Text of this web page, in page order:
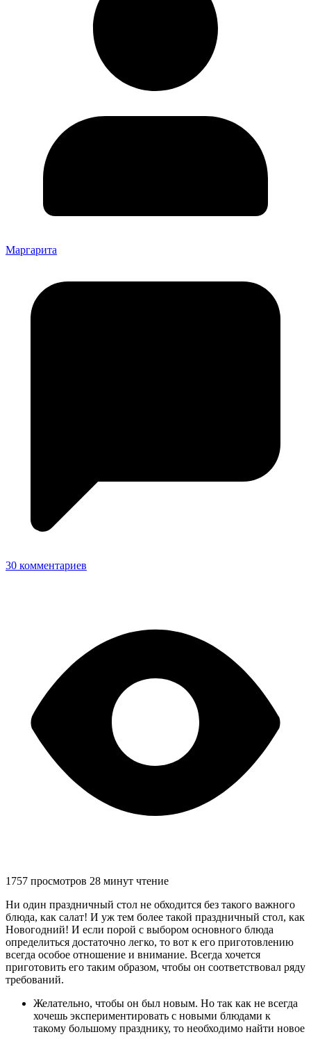
Маргарита
30 комментариев
1757 просмотров 28 минут чтение
Ни один праздничный стол не обходится без такого важного
блюда, как салат! И уж тем более такой праздничный стол, как
Новогодний! И если порой с выбором основного блюда
определиться достаточно легко, то вот к его приготовлению
всегда особое отношение и внимание. Всегда хочется
приготовить его таким образом, чтобы он соответствовал ряду
требований.
Желательно, чтобы он был новым. Но так как не всегда
хочешь экспериментировать с новыми блюдами к
такому большому празднику, то необходимо найти новое